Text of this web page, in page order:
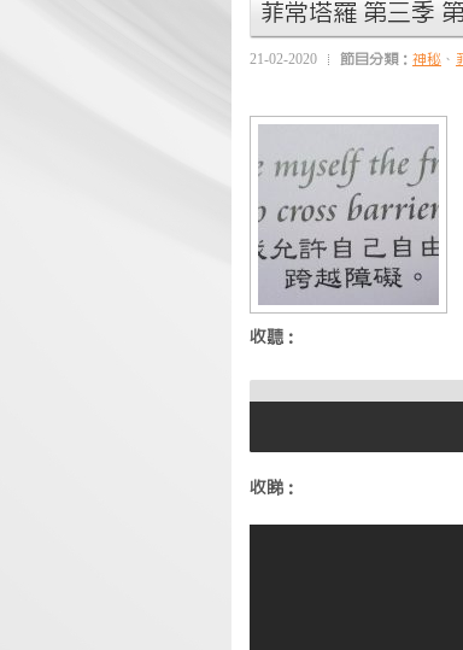
菲常塔羅 第三季
21-02-2020 節目分類： 神秘 、
收聽：
收睇：